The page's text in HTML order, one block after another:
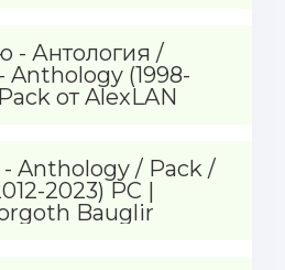
- Антология /
Anthology (1998-
от AlexLAN
- Anthology / Pack /
2023) PC |
Bauglir